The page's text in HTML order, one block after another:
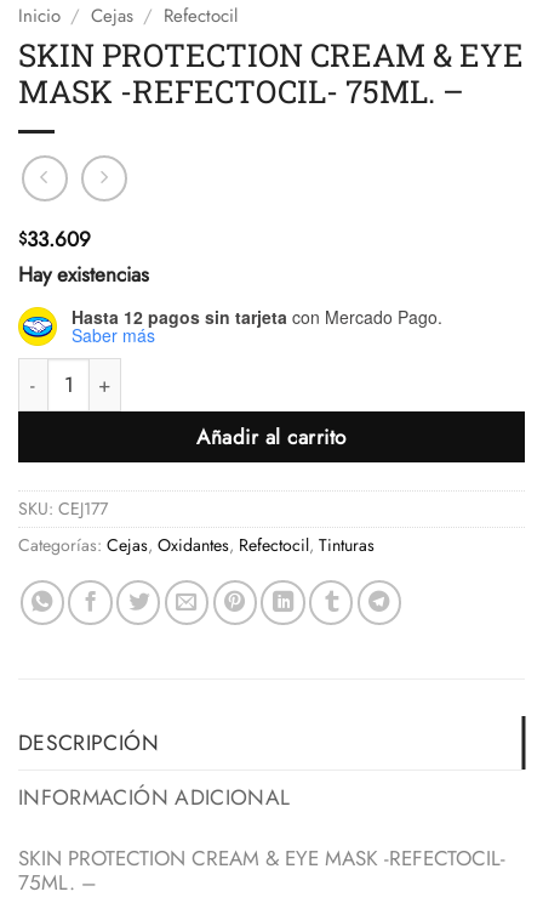
Inicio / Cejas / Refectocil
SKIN PROTECTION CREAM & EYE
MASK -REFECTOCIL- 75ML. –
$33.609
Hay existencias
Hasta 12 pagos sin tarjeta con Mercado Pago.
Saber más
SKIN PROTECTION CREAM & EYE MASK -REFECTOCIL-
Añadir al carrito
SKU: CEJ177
Categorías: Cejas, Oxidantes, Refectocil, Tinturas
DESCRIPCIÓN
INFORMACIÓN ADICIONAL
SKIN PROTECTION CREAM & EYE MASK -REFECTOCIL-
75ML. –